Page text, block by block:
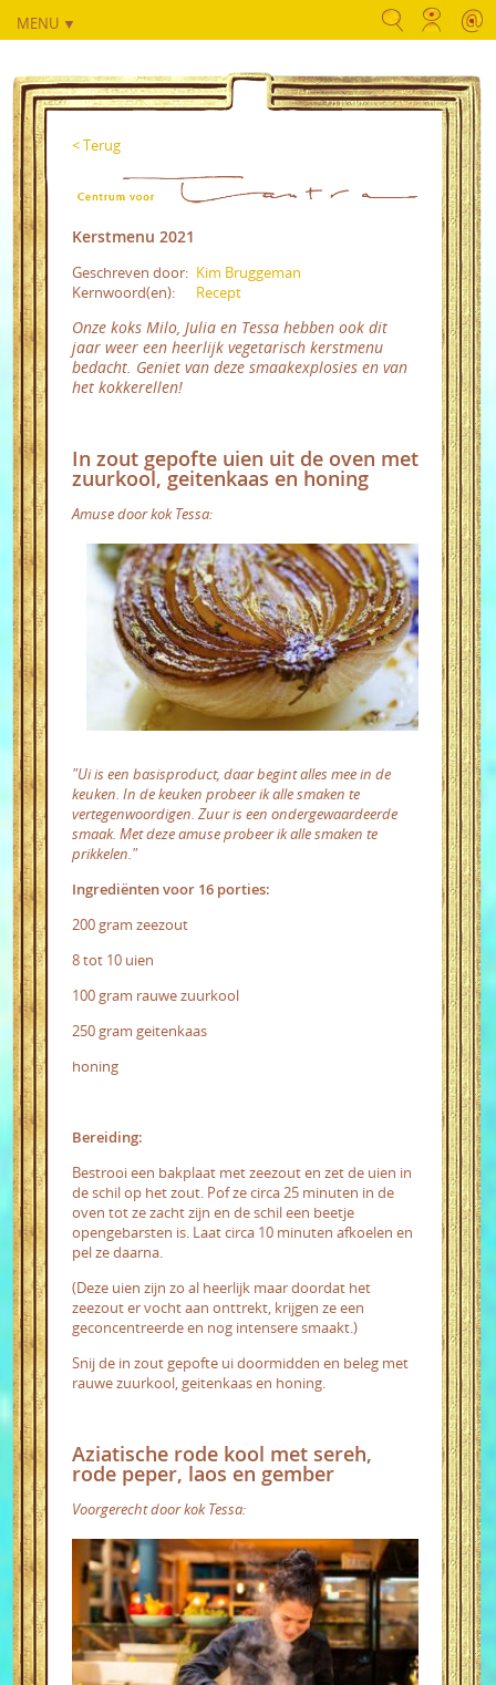
MENU ▼
< Terug
Kerstmenu 2021
Geschreven door: Kim Bruggeman
Kernwoord(en):
Recept
Onze koks Milo, Julia en Tessa hebben ook dit
jaar weer een heerlijk vegetarisch kerstmenu
bedacht. Geniet van deze smaakexplosies en van
het kokkerellen!
In zout gepofte uien uit de oven met
zuurkool, geitenkaas en honing
Amuse door kok Tessa:
"Ui is een basisproduct, daar begint alles mee in de
keuken. In de keuken probeer ik alle smaken te
vertegenwoordigen. Zuur is een ondergewaardeerde
smaak. Met deze amuse probeer ik alle smaken te
prikkelen."
Ingrediënten voor 16 porties:
200 gram zeezout
8 tot 10 uien
100 gram rauwe zuurkool
250 gram geitenkaas
honing
Bereiding:
Bestrooi een bakplaat met zeezout en zet de uien in
de schil op het zout. Pof ze circa 25 minuten in de
oven tot ze zacht zijn en de schil een beetje
opengebarsten is. Laat circa 10 minuten afkoelen en
pel ze daarna.
(Deze uien zijn zo al heerlijk maar doordat het
zeezout er vocht aan onttrekt, krijgen ze een
geconcentreerde en nog intensere smaakt.)
Snij de in zout gepofte ui doormidden en beleg met
rauwe zuurkool, geitenkaas en honing.
Aziatische rode kool met sereh,
rode peper, laos en gember
Voorgerecht door kok Tessa: